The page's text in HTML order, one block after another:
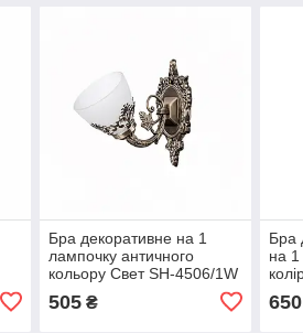
Бра декоративне на 1
лампочку античного
кольору Свет SH-4506/1W
505₴
Бра
на 1
650